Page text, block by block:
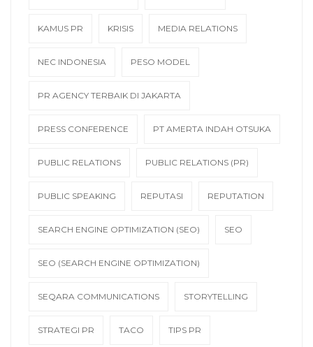
KAMUS PR KRISIS MEDIA RELATIONS
NEC INDONESIA PESO MODEL
PR AGENCY TERBAIK DI JAKARTA
PRESS CONFERENCE PT AMERTA INDAH OTSUKA
PUBLIC RELATIONS PUBLIC RELATIONS (PR)
PUBLIC SPEAKING REPUTASI REPUTATION
SEARCH ENGINE OPTIMIZATION (SEO) SEO
SEO (SEARCH ENGINE OPTIMIZATION)
SEQARA COMMUNICATIONS STORYTELLING
STRATEGI PR TACO TIPS PR